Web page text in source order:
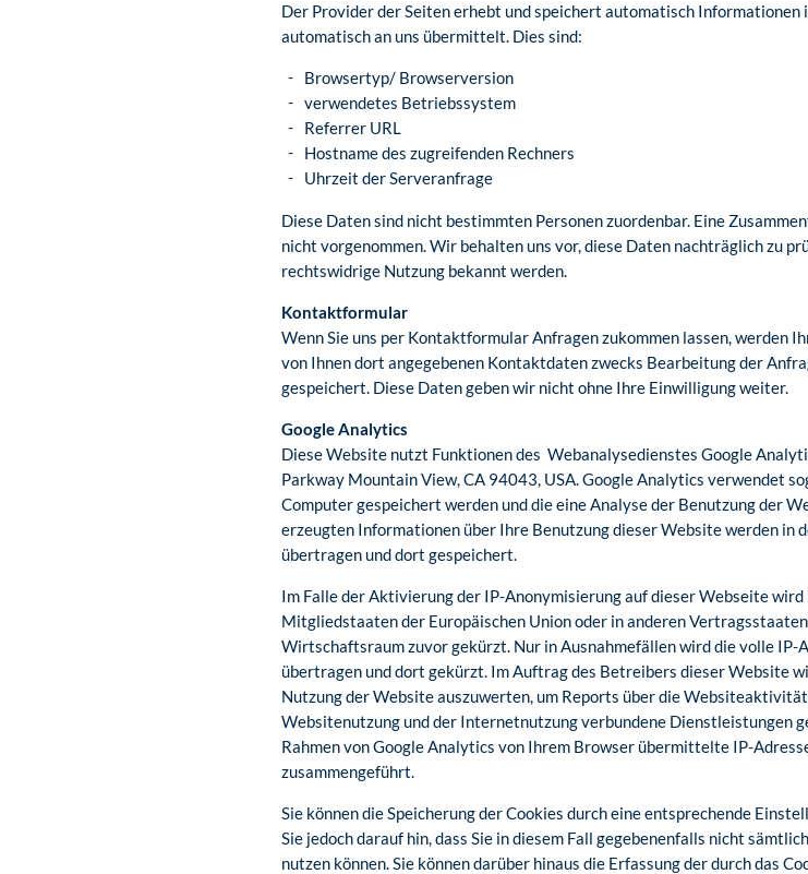
Der Provider der Seiten erhebt und speichert automatisch Informationen
automatisch an uns übermittelt. Dies sind:
Browsertyp/ Browserversion
verwendetes Betriebssystem
Referrer URL
Hostname des zugreifenden Rechners
Uhrzeit der Serveranfrage
Diese Daten sind nicht bestimmten Personen zuordenbar. Eine
nicht vorgenommen. Wir behalten uns vor, diese Daten nachträglich zu
rechtswidrige Nutzung bekannt werden.
Kontaktformular
Wenn Sie uns per Kontaktformular Anfragen zukommen lassen, werden
von Ihnen dort angegebenen Kontaktdaten zwecks Bearbeitung der
gespeichert. Diese Daten geben wir nicht ohne Ihre Einwilligung weiter.
Google Analytics
Diese Website nutzt Funktionen des Webanalysedienstes Google
Parkway Mountain View, CA 94043, USA. Google Analytics verwendet
Computer gespeichert werden und die eine Analyse der Benutzung der
erzeugten Informationen über Ihre Benutzung dieser Website werden in
übertragen und dort gespeichert.
Im Falle der Aktivierung der IP-Anonymisierung auf dieser Webseite
Mitgliedstaaten der Europäischen Union oder in anderen
Wirtschaftsraum zuvor gekürzt. Nur in Ausnahmefällen wird die volle IP-
übertragen und dort gekürzt. Im Auftrag des Betreibers dieser Website
Nutzung der Website auszuwerten, um Reports über die
Websitenutzung und der Internetnutzung verbundene Dienstleistungen
Rahmen von Google Analytics von Ihrem Browser übermittelte IP-
zusammengeführt.
Sie können die Speicherung der Cookies durch eine entsprechende
Sie jedoch darauf hin, dass Sie in diesem Fall gegebenenfalls nicht
nutzen können. Sie können darüber hinaus die Erfassung der durch das